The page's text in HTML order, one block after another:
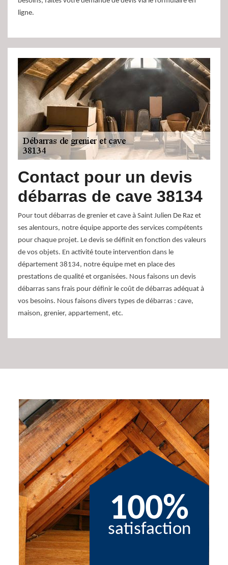
ligne.
Contact pour un devis
débarras de cave 38134
Pour tout débarras de grenier et cave à Saint Julien De Raz et
ses alentours, notre équipe apporte des services compétents
pour chaque projet. Le devis se définit en fonction des valeurs
de vos objets. En activité toute intervention dans le
département 38134, notre équipe met en place des
prestations de qualité et organisées. Nous faisons un devis
débarras sans frais pour définir le coût de débarras adéquat à
vos besoins. Nous faisons divers types de débarras : cave,
maison, grenier, appartement, etc.
100%
satisfaction